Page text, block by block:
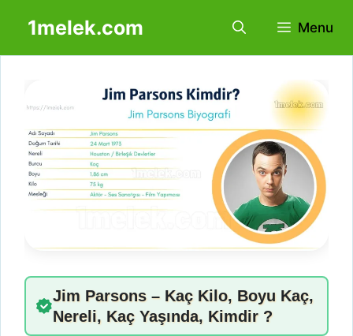
1melek.com Menu
Jim Parsons – Kaç Kilo, Boyu Kaç,
Nereli, Kaç Yaşında, Kimdir ?